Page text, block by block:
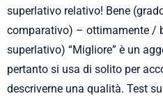
superlativo relativo! Bene
comparativo) – ottimamente /
superlativo) “Migliore” è un
pertanto si usa di solito per
descriverne una qualità. Test